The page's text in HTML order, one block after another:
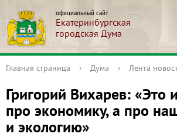
официальный сайт
Екатеринбургская
городская Дума
Главная страница › Дума › Лента
Григорий Вихарев: «Это
про экономику, а про
и экологию»